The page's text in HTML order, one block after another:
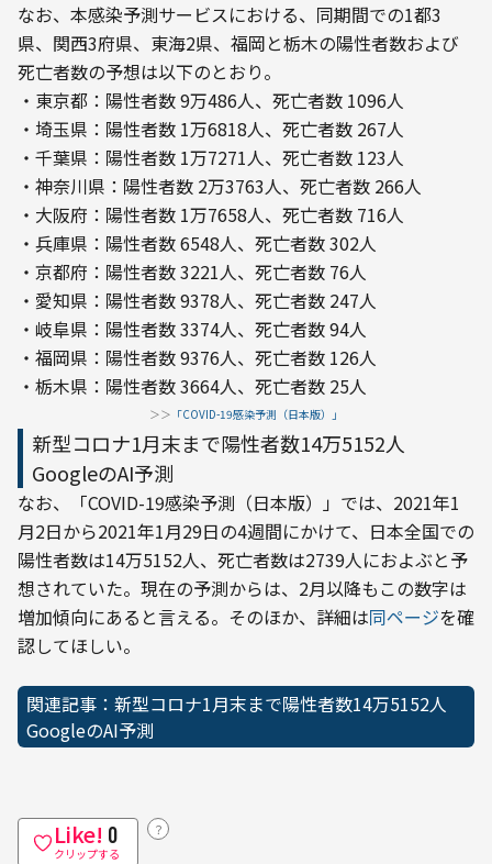
なお、本感染予測サービスにおける、同期間での1都3
県、関西3府県、東海2県、福岡と栃木の陽性者数および
死亡者数の予想は以下のとおり。
・東京都：陽性者数 9万486人、死亡者数 1096人
・埼玉県：陽性者数 1万6818人、死亡者数 267人
・千葉県：陽性者数 1万7271人、死亡者数 123人
・神奈川県：陽性者数 2万3763人、死亡者数 266人
・大阪府：陽性者数 1万7658人、死亡者数 716人
・兵庫県：陽性者数 6548人、死亡者数 302人
・京都府：陽性者数 3221人、死亡者数 76人
・愛知県：陽性者数 9378人、死亡者数 247人
・岐阜県：陽性者数 3374人、死亡者数 94人
・福岡県：陽性者数 9376人、死亡者数 126人
・栃木県：陽性者数 3664人、死亡者数 25人
＞＞ 「COVID-19感染予測（日本版）」
新型コロナ1月末まで陽性者数14万5152人
GoogleのAI予測
なお、「COVID-19感染予測（日本版）」では、2021年1
月2日から2021年1月29日の4週間にかけて、日本全国での
陽性者数は14万5152人、死亡者数は2739人におよぶと予
想されていた。現在の予測からは、2月以降もこの数字は
増加傾向にあると言える。そのほか、詳細は同ページを確
認してほしい。
関連記事：新型コロナ1月末まで陽性者数14万5152人
GoogleのAI予測
Like! 0
クリップする
？